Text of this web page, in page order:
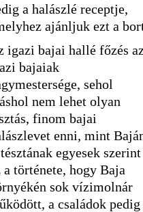
a halászlé receptje,
ajánljuk ezt a
igazi bajai hallé főzés
bajaiak
sehol
nem lehet olyan
finom bajai
enni, mint
egyesek szerint
a története, hogy Baja
sok vízimolnár
a családok pedig